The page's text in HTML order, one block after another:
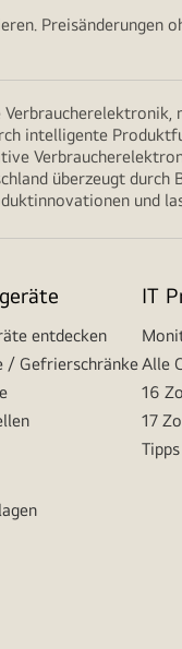
Preisänderungen
intelligente
überzeugt
und
entdecken
/ Gefrierschränke
IT
Alle
16
17